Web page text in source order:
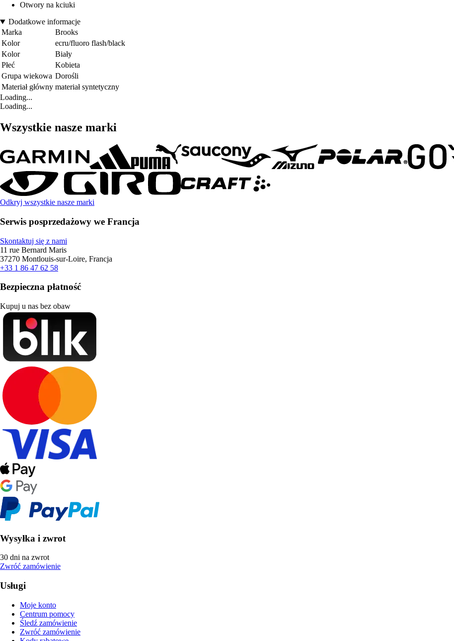
Otwory na kciuki
Dodatkowe informacje
Marka
Brooks
Kolor
ecru/fluoro flash/black
Kolor
Biały
Płeć
Kobieta
Grupa wiekowa Dorośli
Materiał główny materiał syntetyczny
Loading...
Loading...
Wszystkie nasze marki
Odkryj wszystkie nasze marki
Serwis posprzedażowy we Francja
Skontaktuj się z nami
11 rue Bernard Maris
37270 Montlouis-sur-Loire, Francja
+33 1 86 47 62 58
Bezpieczna płatność
Kupuj u nas bez obaw
Wysyłka i zwrot
30 dni na zwrot
Zwróć zamówienie
Usługi
Moje konto
Centrum pomocy
Śledź zamówienie
Zwróć zamówienie